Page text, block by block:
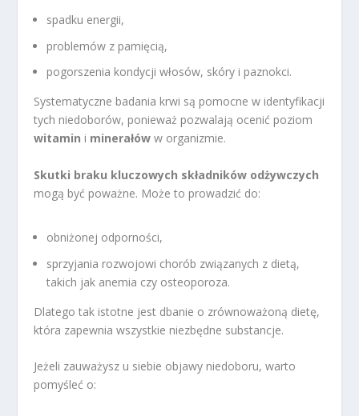
spadku energii,
problemów z pamięcią,
pogorszenia kondycji włosów, skóry i paznokci.
Systematyczne badania krwi są pomocne w identyfikacji
tych niedoborów, ponieważ pozwalają ocenić poziom
witamin i minerałów w organizmie.
Skutki braku kluczowych składników odżywczych
mogą być poważne. Może to prowadzić do:
obniżonej odporności,
sprzyjania rozwojowi chorób związanych z dietą,
takich jak anemia czy osteoporoza.
Dlatego tak istotne jest dbanie o zrównoważoną dietę,
która zapewnia wszystkie niezbędne substancje.
Jeżeli zauważysz u siebie objawy niedoboru, warto
pomyśleć o: